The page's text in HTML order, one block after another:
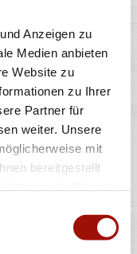
Anzeigen zu
Medien anbieten
Website zu
zu Ihrer
Partner für
weiter. Unsere
mit
bereitgestellt
Wumbo(38cm)
20,90 €